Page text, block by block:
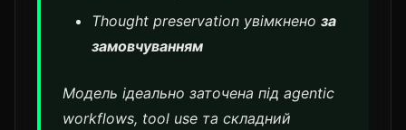
Thought preservation увімкнено за
замовчуванням
Модель ідеально заточена під agentic
workflows, tool use та складний